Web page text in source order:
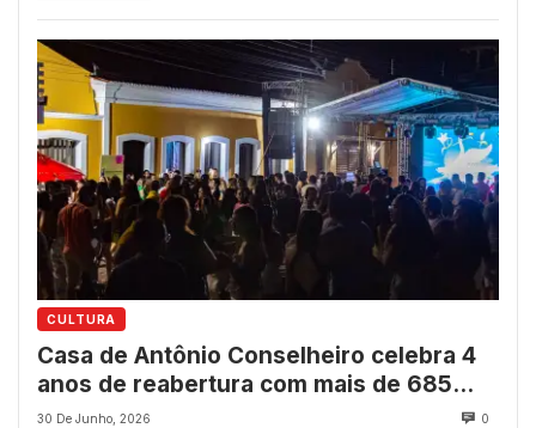
CULTURA
Casa de Antônio Conselheiro celebra 4
anos de reabertura com mais de 685
ações e 79 mil pessoas alcançadas
30 De Junho, 2026 0